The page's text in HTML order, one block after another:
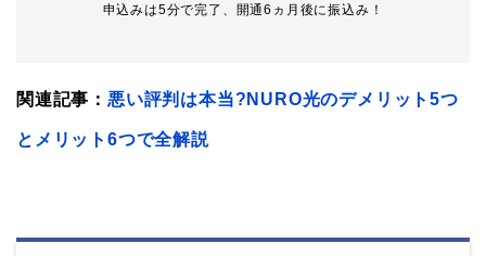
申込みは5分で完了、開通6ヵ月後に振込み！
関連記事： 悪い評判は本当?NURO光のデメリット5つ
とメリット6つで全解説